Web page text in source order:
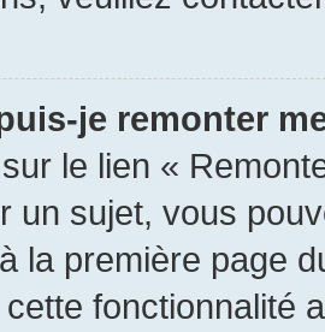
je remonter
le lien «
un sujet, vous
la première page
fonctionnalité